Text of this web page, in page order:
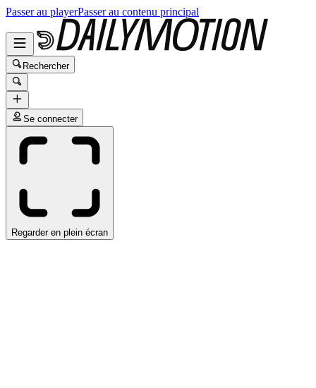
Passer au playerPasser au contenu principal
Rechercher
Se connecter
Regarder en plein écran